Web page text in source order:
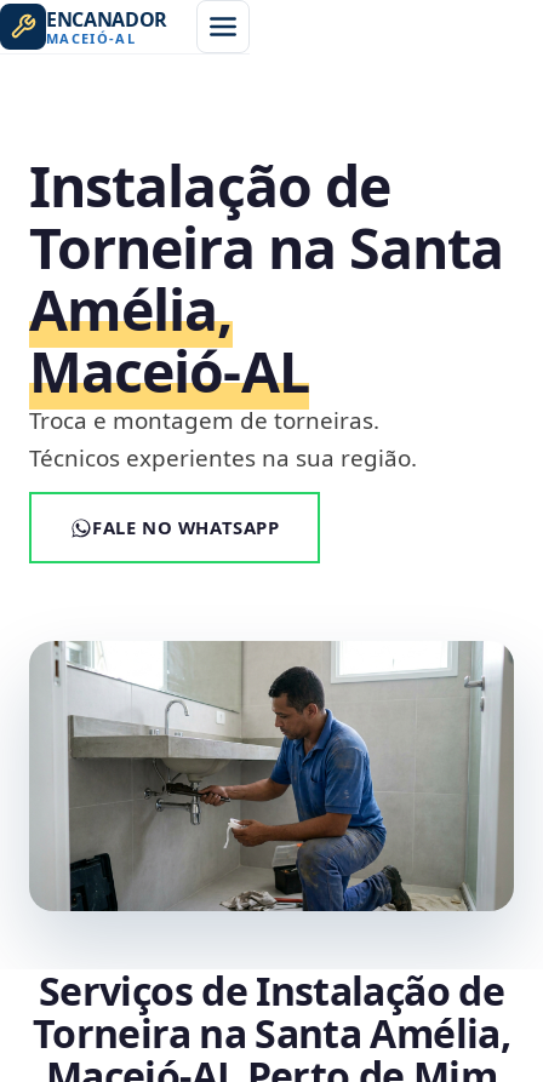
ENCANADOR
MACEIÓ-AL
Instalação de
Torneira na Santa
Amélia,
Maceió‑AL
Troca e montagem de torneiras.
Técnicos experientes na sua região.
FALE NO WHATSAPP
Serviços de Instalação de
Torneira na Santa Amélia,